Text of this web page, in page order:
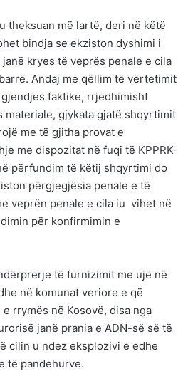
theksuan më lartë, deri në këtë
bindja se ekziston dyshimi i
kryes të veprës penale e cila
Andaj me qëllim të vërtetimit
faktike, rrjedhimisht
materiale, gjykata gjatë shqyrtimit
me të gjitha provat e
me dispozitat në fuqi të KPPRK-
përfundim të këtij shqyrtimi do
përgjegjësia penale e të
veprën penale e cila iu vihet në
për konfirmimin e
të furnizimit me ujë në
në komunat veriore e që
rrymës në Kosovë, disa nga
janë prania e ADN-së së të
cilin u ndez eksplozivi e edhe
të pandehurve.